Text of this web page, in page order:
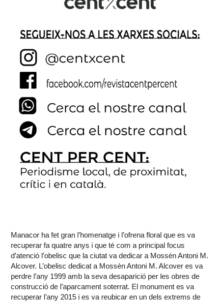
Manacor ha fet gran l’homenatge i l’ofrena floral que es va
recuperar fa quatre anys i que té com a principal focus
d’atenció l’obelisc que la ciutat va dedicar a Mossèn Antoni M.
Alcover. L’obelisc dedicat a Mossèn Antoni M. Alcover es va
perdre l’any 1999 amb la seva desaparició per les obres de
construcció de l’aparcament soterrat. El monument es va
recuperar l’any 2015 i es va reubicar en un dels extrems de